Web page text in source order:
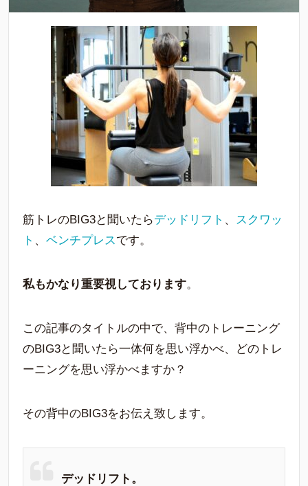
筋トレのBIG3と聞いたらデッドリフト 、 スクワッ
ト 、 ベンチプレスです。
私もかなり重要視しております。
この記事のタイトルの中で、背中のトレーニング
のBIG3と聞いたら一体何を思い浮かべ、どのトレ
ーニングを思い浮かべますか？
その背中のBIG3をお伝え致します。
デッドリフト。